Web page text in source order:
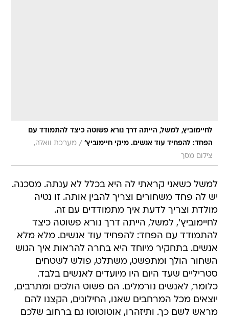
לחיימוביץ, למשל, הייתה דרך נורא פשוטה כיצד להתמודד עם
הפחד: להפחיד עוד אנשים. מיקי חיימוביץ' / מערכת וואלה,
צילום מסך
למשל כשאני קראתי לה היא בכלל לא ענתה. מסכנה.
יש לה פחד משחורים וצריך להבין אותה. זו נטיה
מולדת וצריך לדעת איך מתמודדים עם זה.
לחיימוביץ', למשל, הייתה דרך נורא פשוטה כיצד
להתמודד עם הפחד: להפחיד עוד אנשים. מלא מלא
אנשים. בתחקיר מיוחד היא בחרה להראות איך הגוש
השחור הולך ומתפשט, משתלט, פולש לשטחים
סטריליים שעד היום היו מיועדים לאנשים בלבד.
כלומר, לאנשים נורמלים. הם פשוט הולכים ומתרבים,
יוצאים מכל המרחבים שאנו, החילונים, הקצנו להם
מראש לשם כך. ותיזהרו, אוטוטוטו גם ברחוב שלכם